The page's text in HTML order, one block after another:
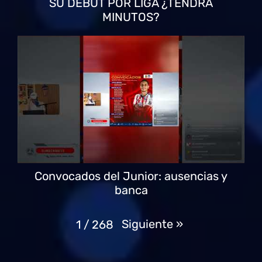
SU DEBUT POR LIGA ¿TENDRÁ
MINUTOS?
Convocados del Junior: ausencias y
banca
1 / 268 Siguiente »